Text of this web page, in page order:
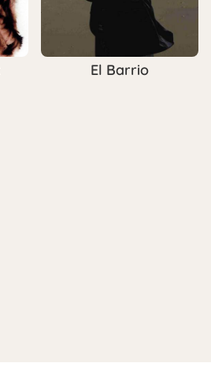
El Barrio